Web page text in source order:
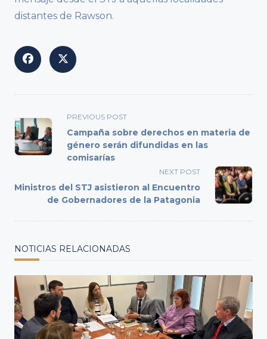
distantes de Rawson.
<span
class="nav-
subtitle
screen-
text">Page</span>
PREVIOUS POST
Campaña sobre derechos en materia de
género serán difundidas en las
comisarías
NEXT POST
Ministros del STJ asistieron al Encuentro
de Gobernadores de la Patagonia
NOTICIAS RELACIONADAS